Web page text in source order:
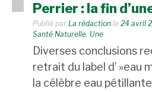
Perrier : la fin
Publié par La rédaction le 24 avril
Santé Naturelle, Une
Diverses conclusions
retrait du label d’ »eau
la célèbre eau